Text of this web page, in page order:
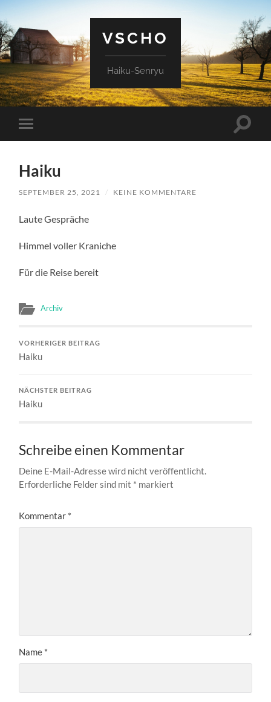
VSCHO
Haiku-Senryu
Mobile-
Menü
Haiku
SEPTEMBER 25, 2021 / KEINE KOMMENTARE
Laute Gespräche
Himmel voller Kraniche
Für die Reise bereit
Archiv
VORHERIGER BEITRAG
Haiku
NÄCHSTER BEITRAG
Haiku
Schreibe einen Kommentar
Deine E-Mail-Adresse wird nicht veröffentlicht.
Erforderliche Felder sind mit * markiert
Kommentar *
Name *